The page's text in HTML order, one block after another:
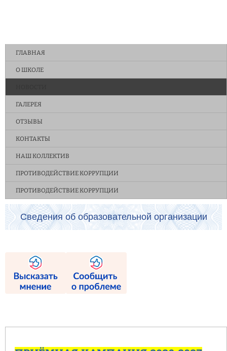
ГЛАВНАЯ
О ШКОЛЕ
ГАЛЕРЕЯ
ОТЗЫВЫ
КОНТАКТЫ
НАШ КОЛЛЕКТИВ
ПРОТИВОДЕЙСТВИЕ КОРРУПЦИИ
ПРОТИВОДЕЙСТВИЕ КОРРУПЦИИ
Сведения об образовательной организации